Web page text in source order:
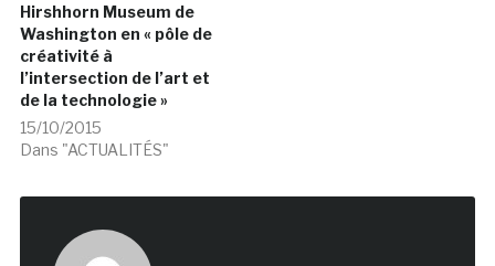
Hirshhorn Museum de
Washington en « pôle de
créativité à
l’intersection de l’art et
de la technologie »
15/10/2015
Dans "ACTUALITÉS"